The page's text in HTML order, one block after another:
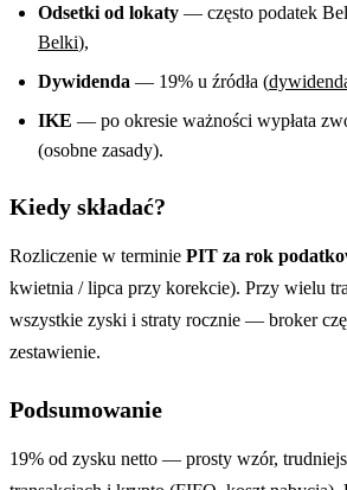
Odsetki od lokaty — często podatek
Belki),
Dywidenda — 19% u źródła (
IKE — po okresie ważności wypłata
(osobne zasady).
Kiedy składać?
Rozliczenie w terminie PIT za rok
kwietnia / lipca przy korekcie). Przy wielu
wszystkie zyski i straty rocznie — broker
zestawienie.
Podsumowanie
19% od zysku netto — prosty wzór,